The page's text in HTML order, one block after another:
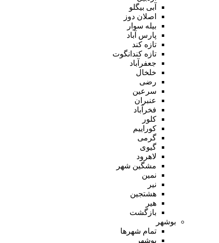
آبی بیگلو
اصلان دوز
بیله سوار
پارس آباد
تازه کند
تازه کندانگوت
جعفرآباد
خلخال
رضی
سرعین
عنبران
فخرآباد
کلور
کوراییم
گرمی
گیوی
لاهرود
مشگین شهر
نمین
نیر
هشتجین
هیر
بازگشت
بوشهر
تمام شهر‌ها
بوشهر